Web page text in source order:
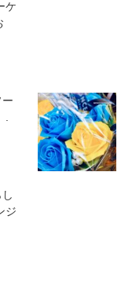
ケ
ジ